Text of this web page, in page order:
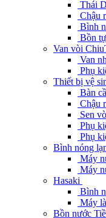
Thái
Chậu
Bình
Bồn
Van vòi
Van
Phụ
Thiết bị vệ
Bàn
Chậu
Sen
Phụ
Phụ
Bình nóng
Máy
Máy
Hasaki
Bình
Máy
Bồn nước